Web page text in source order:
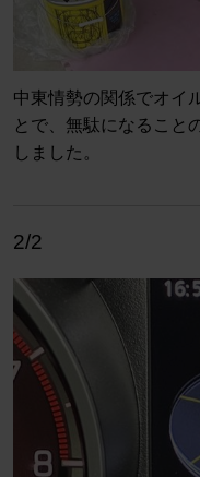
中東情勢の関係でオイ
とで、無駄になること
しました。
2/2